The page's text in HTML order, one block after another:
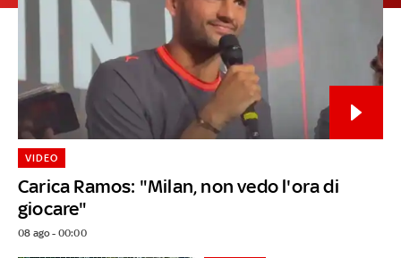
Carica Ramos: "Milan, non vedo l'ora di
giocare"
VIDEO
08 ago - 00:00